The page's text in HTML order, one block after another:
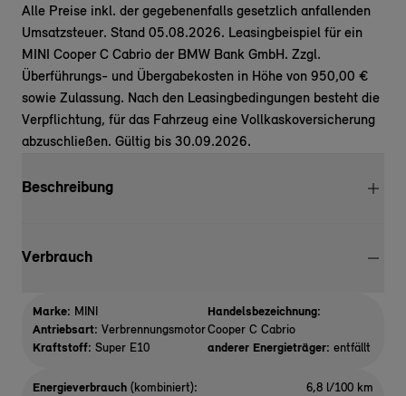
Alle Preise inkl. der gegebenenfalls gesetzlich anfallenden
Umsatzsteuer. Stand 05.08.2026. Leasingbeispiel für ein
MINI Cooper C Cabrio der BMW Bank GmbH. Zzgl.
Überführungs- und Übergabekosten in Höhe von 950,00 €
sowie Zulassung. Nach den Leasingbedingungen besteht die
Verpflichtung, für das Fahrzeug eine Vollkaskoversicherung
abzuschließen. Gültig bis 30.09.2026.
Beschreibung
Verbrauch
Marke: MINI
Antriebsart: Verbrennungsmotor
Kraftstoff: Super E10
Handelsbezeichnung:
Cooper C Cabrio
anderer Energieträger: entfällt
Energieverbrauch (kombiniert):
6,8 l/100 km